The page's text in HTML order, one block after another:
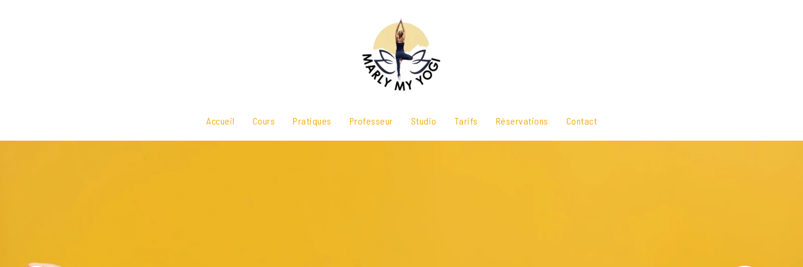
Accueil Cours Pratiques Professeur Studio Tarifs Réservations Contact